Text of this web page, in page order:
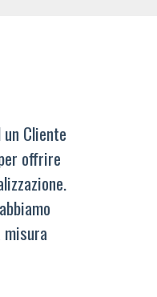
Cliente
offrire